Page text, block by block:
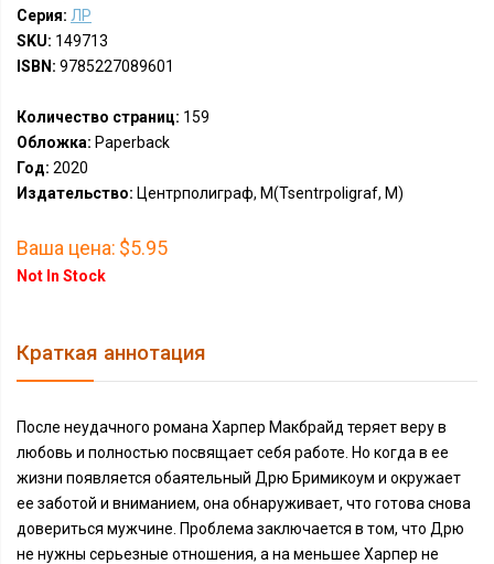
Серия: ЛР
SKU: 149713
ISBN: 9785227089601
Количество страниц: 159
Обложка: Paperback
Год: 2020
Издательство: Центрполиграф, М(Tsentrpoligraf, M)
Ваша цена: $5.95
Not In Stock
Краткая аннотация
После неудачного романа Харпер Макбрайд теряет веру в
любовь и полностью посвящает себя работе. Но когда в ее
жизни появляется обаятельный Дрю Бримикоум и окружает
ее заботой и вниманием, она обнаруживает, что готова снова
довериться мужчине. Проблема заключается в том, что Дрю
не нужны серьезные отношения, а на меньшее Харпер не